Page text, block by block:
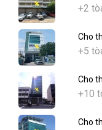
+2
Cho
+5
Cho
+10
Cho